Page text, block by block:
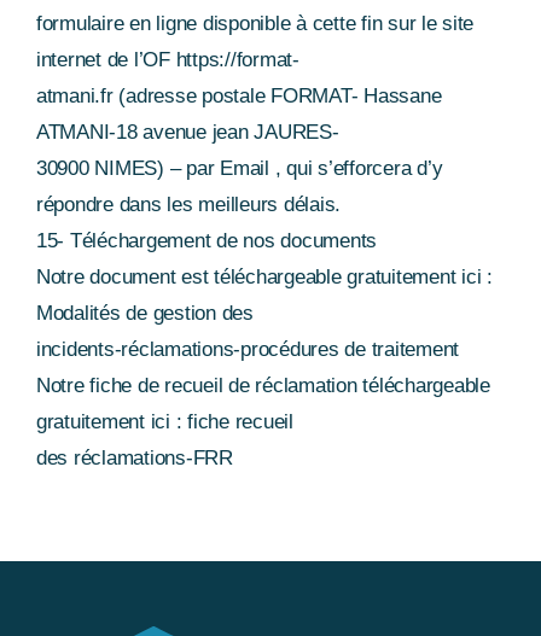
formulaire en ligne disponible à cette fin sur le site
internet de l’OF https://format-
atmani.fr (adresse postale FORMAT- Hassane
ATMANI-18 avenue jean JAURES-
30900 NIMES) – par Email , qui s’efforcera d’y
répondre dans les meilleurs délais.
15- Téléchargement de nos documents
Notre document est téléchargeable gratuitement ici :
Modalités de gestion des
incidents-réclamations-procédures de traitement
Notre fiche de recueil de réclamation téléchargeable
gratuitement ici : fiche recueil
des réclamations-FRR